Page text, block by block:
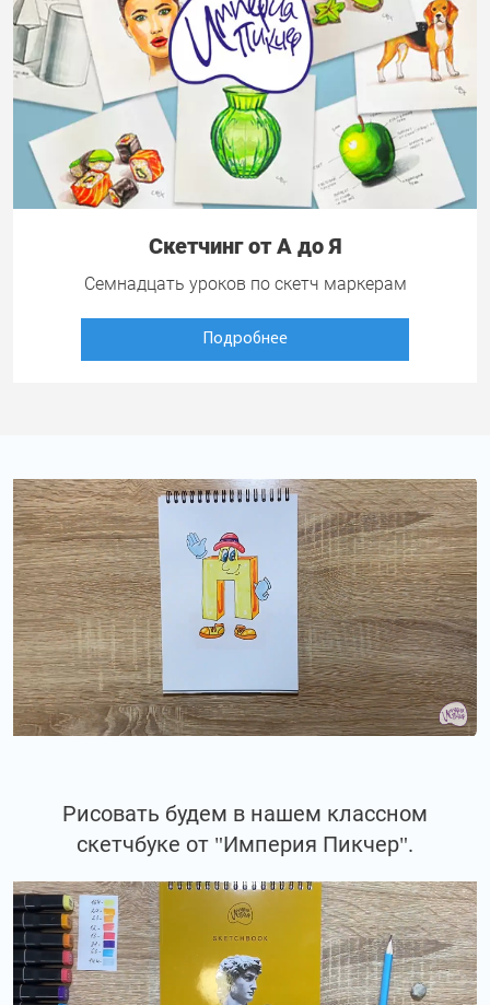
Скетчинг от А до Я
Семнадцать уроков по скетч маркерам
Подробнее
Рисовать будем в нашем классном
скетчбуке от "Империя Пикчер".